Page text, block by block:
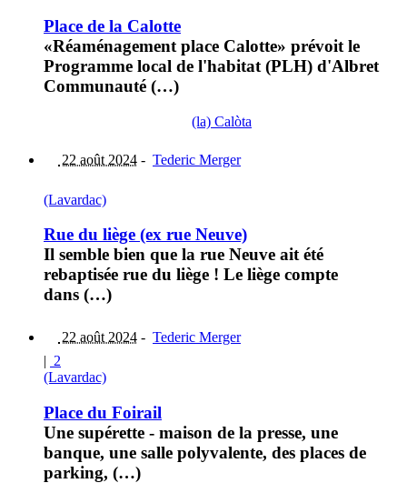
Place de la Calotte
«Réaménagement place Calotte» prévoit le
Programme local de l'habitat (PLH) d'Albret
Communauté (…)
(la) Calòta
22 août 2024 - Tederic Merger
(Lavardac)
Rue du liège (ex rue Neuve)
Il semble bien que la rue Neuve ait été
rebaptisée rue du liège ! Le liège compte
dans (…)
22 août 2024 - Tederic Merger
| 2
(Lavardac)
Place du Foirail
Une supérette - maison de la presse, une
banque, une salle polyvalente, des places de
parking, (…)